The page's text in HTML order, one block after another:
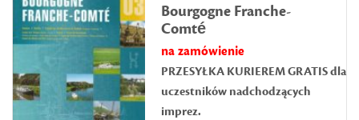
Bourgogne Franche-
Comté
na zamówienie
PRZESYŁKA KURIEREM GRATIS dla
uczestników nadchodzących
imprez.